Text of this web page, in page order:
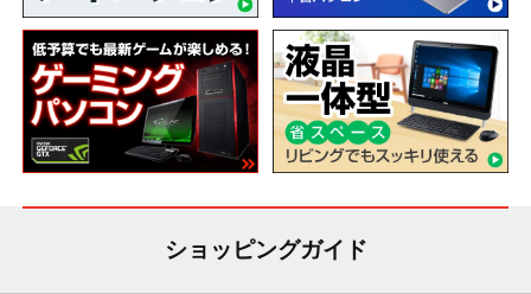
ショッピングガイド